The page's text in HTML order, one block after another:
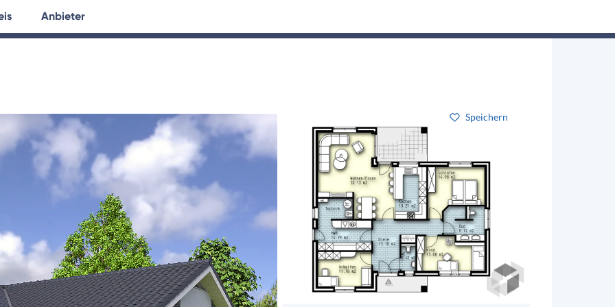
Hausplanung
Speichern
Anbieter